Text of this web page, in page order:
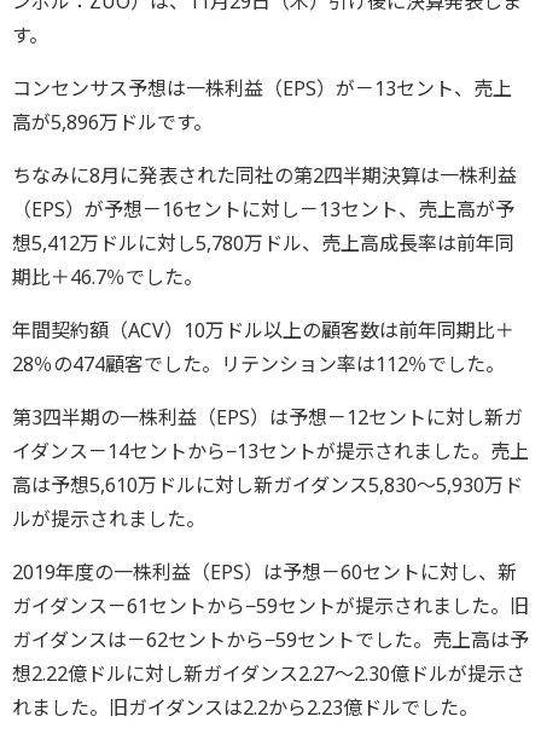
す。
コンセンサス予想は一株利益（EPS）が－13セント、売上
高が5,896万ドルです。
ちなみに8月に発表された同社の第2四半期決算は一株利益
（EPS）が予想－16セントに対し－13セント、売上高が予
想5,412万ドルに対し5,780万ドル、売上高成長率は前年同
期比＋46.7％でした。
年間契約額（ACV）10万ドル以上の顧客数は前年同期比＋
28％の474顧客でした。リテンション率は112％でした。
第3四半期の一株利益（EPS）は予想－12セントに対し新ガ
イダンス－14セントから−13セントが提示されました。売上
高は予想5,610万ドルに対し新ガイダンス5,830～5,930万ド
ルが提示されました。
2019年度の一株利益（EPS）は予想－60セントに対し、新
ガイダンス－61セントから−59セントが提示されました。旧
ガイダンスは－62セントから−59セントでした。売上高は予
想2.22億ドルに対し新ガイダンス2.27～2.30億ドルが提示さ
れました。旧ガイダンスは2.2から2.23億ドルでした。